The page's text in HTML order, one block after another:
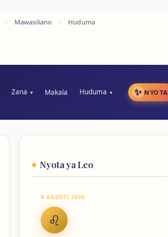
Mawasiliano Huduma
Zana Makala Huduma ✨ NYOTA
Nyota ya Leo
8 AGOSTI 2026
♌ Nyota ya Simba